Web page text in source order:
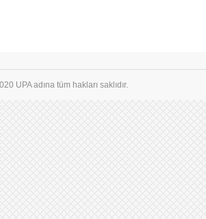
UPA adına tüm hakları saklıdır.